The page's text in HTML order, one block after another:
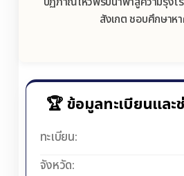
สังเกต ชอบศึกษาห
🏆 ข้อมูลทะเบียนและ
ทะเบียน:
จังหวัด: